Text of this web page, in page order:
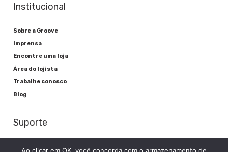
Institucional
Sobre a Groove
Imprensa
Encontre uma loja
Área do lojista
Trabalhe conosco
Blog
Suporte
Registre sua bike